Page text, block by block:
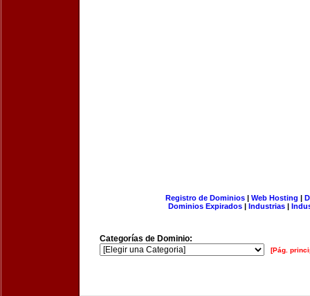
Registro de Dominios| Web Hosting |
Dominios Expirados | Industrias |
Categorías de Dominio:
[Pág.